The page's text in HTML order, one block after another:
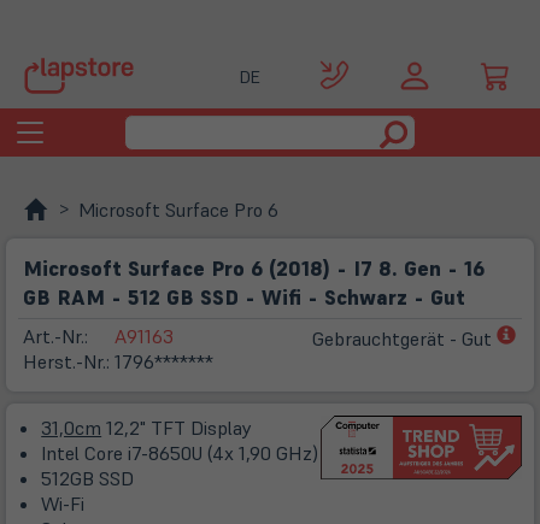
DE
Toggle
navigation
Microsoft Surface Pro 6
Microsoft Surface Pro 6 (2018) - I7 8. Gen - 16
GB RAM - 512 GB SSD - Wifi - Schwarz - Gut
Art.-Nr.:
Herst.-Nr.:
A91163
1796*******
Gebrauchtgerät - Gut
31,0cm 12,2" TFT Display
Intel Core i7-8650U (4x 1,90 GHz)
512GB SSD
Wi-Fi